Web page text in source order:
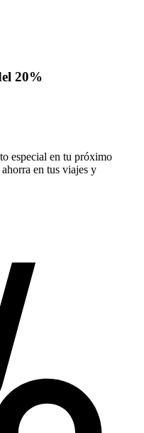
20%
especial en tu próximo
en tus viajes y